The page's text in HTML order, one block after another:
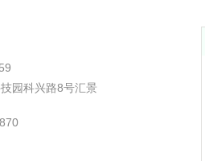
园科兴路8号汇景